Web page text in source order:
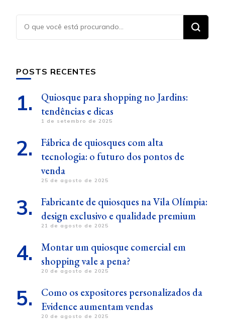
Procurando
algo?
POSTS RECENTES
Quiosque para shopping no Jardins:
tendências e dicas
1 de setembro de 2025
Fábrica de quiosques com alta
tecnologia: o futuro dos pontos de
venda
25 de agosto de 2025
Fabricante de quiosques na Vila Olímpia:
design exclusivo e qualidade premium
21 de agosto de 2025
Montar um quiosque comercial em
shopping vale a pena?
20 de agosto de 2025
Como os expositores personalizados da
Evidence aumentam vendas
20 de agosto de 2025